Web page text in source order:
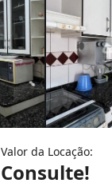
Valor da Locação:
Consulte!